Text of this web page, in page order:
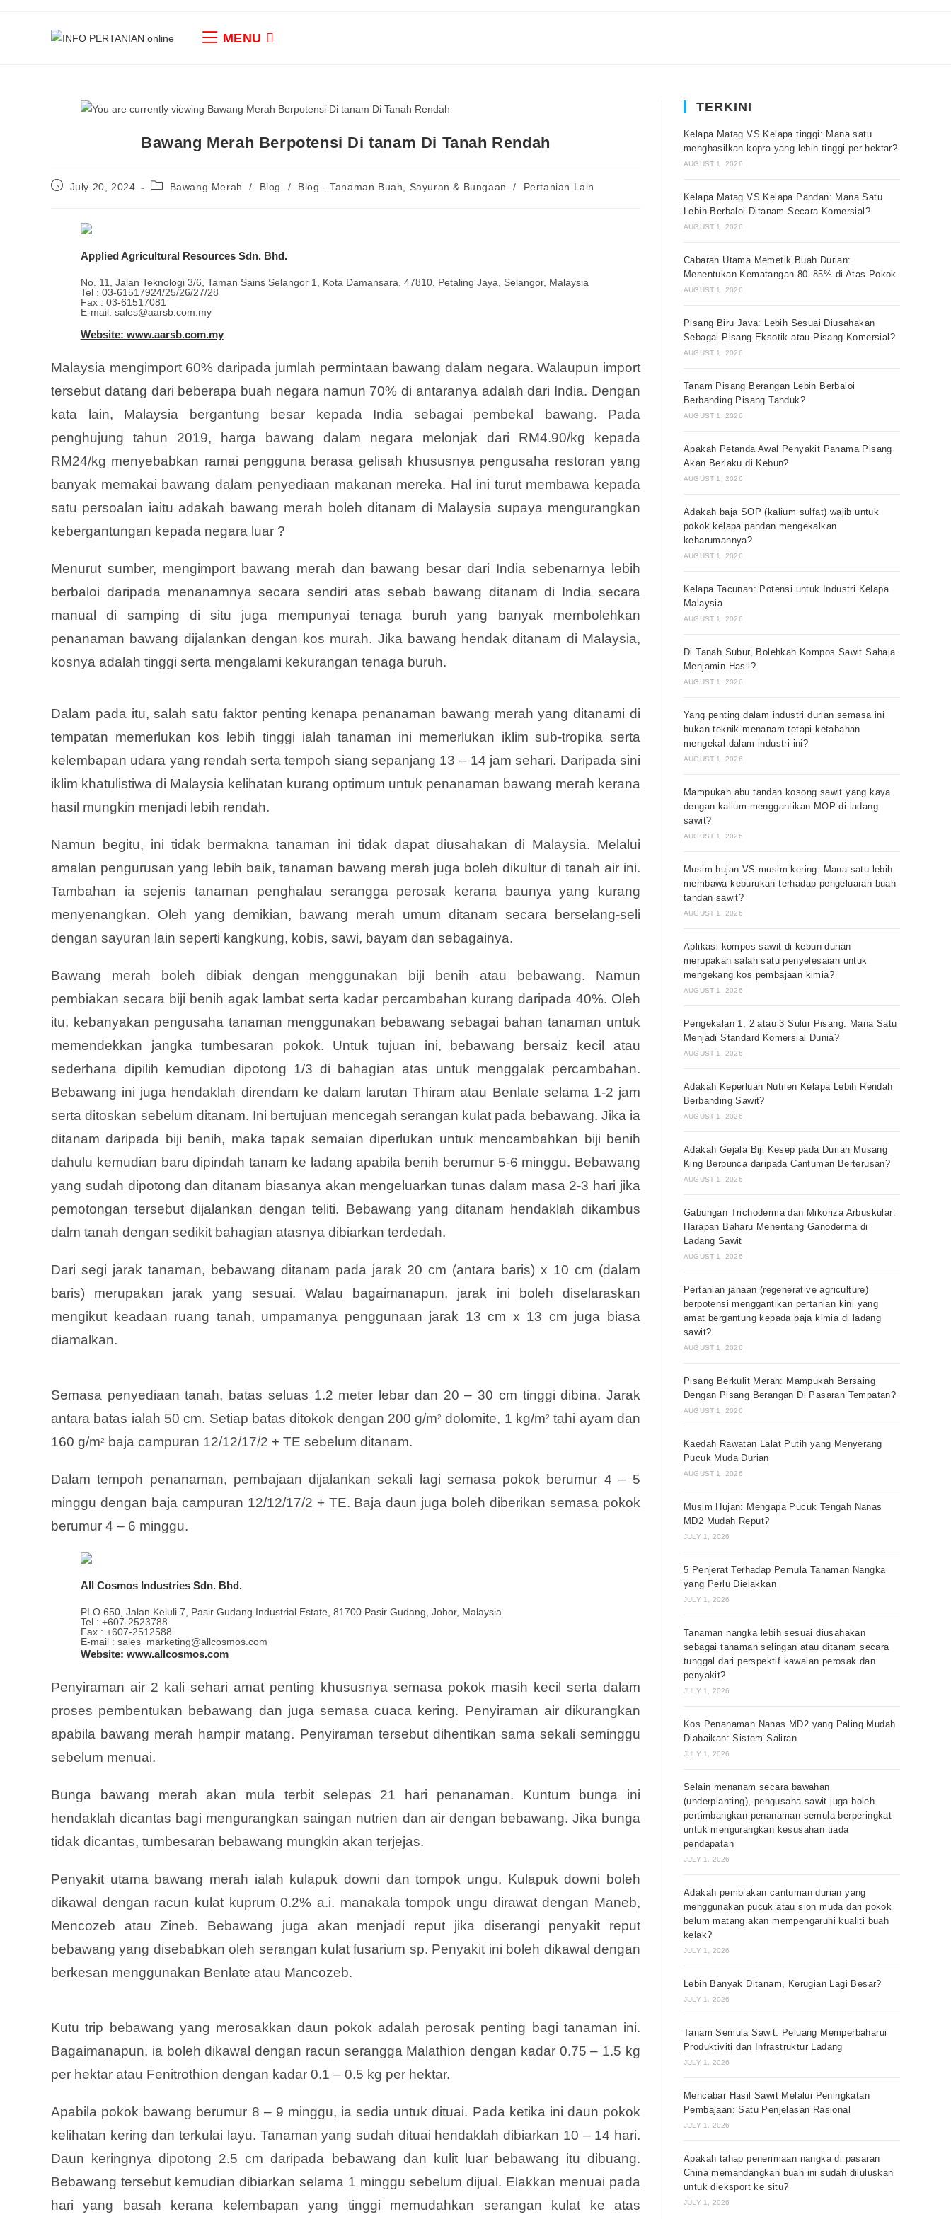
MENU
Bawang Merah Berpotensi Di tanam Di Tanah Rendah
July 20, 2024 Bawang Merah / Blog / Blog - Tanaman Buah, Sayuran & Bungaan / Pertanian Lain
Applied Agricultural Resources Sdn. Bhd.
No. 11, Jalan Teknologi 3/6, Taman Sains Selangor 1, Kota Damansara, 47810, Petaling Jaya, Selangor, Malaysia
Tel : 03-61517924/25/26/27/28
Fax : 03-61517081
E-mail: sales@aarsb.com.my
Website: www.aarsb.com.my
Malaysia mengimport 60% daripada jumlah permintaan bawang dalam negara. Walaupun import
tersebut datang dari beberapa buah negara namun 70% di antaranya adalah dari India. Dengan
kata lain, Malaysia bergantung besar kepada India sebagai pembekal bawang. Pada
penghujung tahun 2019, harga bawang dalam negara melonjak dari RM4.90/kg kepada
RM24/kg menyebabkan ramai pengguna berasa gelisah khususnya pengusaha restoran yang
banyak memakai bawang dalam penyediaan makanan mereka. Hal ini turut membawa kepada
satu persoalan iaitu adakah bawang merah boleh ditanam di Malaysia supaya mengurangkan
kebergantungan kepada negara luar ?
Menurut sumber, mengimport bawang merah dan bawang besar dari India sebenarnya lebih
berbaloi daripada menanamnya secara sendiriatas sebab bawang ditanam di India secara
manual di samping di situ juga mempunyai tenaga buruh yang banyak membolehkan
penanaman bawang dijalankan dengan kos murah. Jika bawang hendak ditanam di Malaysia,
kosnya adalah tinggi serta mengalami kekurangan tenaga buruh.
Dalam pada itu, salah satu faktor penting kenapa penanaman bawang merah yang ditanami di
tempatan memerlukan kos lebih tinggi ialah tanaman ini memerlukan iklim sub-tropika serta
kelembapan udara yang rendah serta tempoh siang sepanjang 13 – 14 jam sehari. Daripada sini
iklim khatulistiwa di Malaysia kelihatan kurang optimum untuk penanaman bawang merah kerana
hasil mungkin menjadi lebih rendah.
Namun begitu, ini tidak bermakna tanaman ini tidak dapat diusahakan di Malaysia. Melalui
amalan pengurusan yang lebih baik, tanaman bawang merah juga boleh dikultur di tanah air ini.
Tambahan ia sejenis tanaman penghalau serangga perosak kerana baunya yang kurang
menyenangkan. Oleh yang demikian, bawang merah umum ditanam secara berselang-seli
dengan sayuran lain seperti kangkung, kobis, sawi, bayam dan sebagainya.
Bawang merah boleh dibiak dengan menggunakan biji benih atau bebawang. Namun
pembiakan secara biji benih agak lambat serta kadar percambahan kurang daripada 40%. Oleh
itu, kebanyakan pengusaha tanaman menggunakan bebawang sebagai bahan tanaman untuk
memendekkan jangka tumbesaran pokok. Untuk tujuan ini, bebawang bersaiz kecil atau
sederhana dipilih kemudian dipotong 1/3 di bahagian atas untuk menggalak percambahan.
Bebawang ini juga hendaklah direndam ke dalam larutan Thiram atau Benlate selama 1-2 jam
serta ditoskan sebelum ditanam. Ini bertujuan mencegah serangan kulat pada bebawang. Jika ia
ditanam daripada biji benih, maka tapak semaian diperlukan untuk mencambahkan biji benih
dahulu kemudian baru dipindah tanam ke ladang apabila benih berumur 5-6 minggu. Bebawang
yang sudah dipotong dan ditanam biasanya akan mengeluarkan tunas dalam masa 2-3 hari jika
pemotongan tersebut dijalankan dengan teliti. Bebawang yang ditanam hendaklah dikambus
dalm tanah dengan sedikit bahagian atasnya dibiarkan terdedah.
Dari segi jarak tanaman, bebawang ditanam pada jarak 20 cm (antara baris) x 10 cm (dalam
baris) merupakan jarak yang sesuai. Walau bagaimanapun, jarak ini boleh diselaraskan
mengikut keadaan ruang tanah, umpamanya penggunaan jarak 13 cm x 13 cm juga biasa
diamalkan.
Semasa penyediaan tanah, batas seluas 1.2 meter lebar dan 20 – 30 cm tinggi dibina. Jarak
antara batas ialah 50 cm. Setiap batas ditokok dengan 200 g/m2 dolomite, 1 kg/m2 tahi ayam dan
160 g/m2 baja campuran 12/12/17/2 + TE sebelum ditanam.
Dalam tempoh penanaman, pembajaan dijalankan sekali lagi semasa pokok berumur 4 – 5
minggu dengan baja campuran 12/12/17/2 + TE. Baja daun juga boleh diberikan semasa pokok
berumur 4 – 6 minggu.
All Cosmos Industries Sdn. Bhd.
PLO 650, Jalan Keluli 7, Pasir Gudang Industrial Estate, 81700 Pasir Gudang, Johor, Malaysia.
Tel : +607-2523788
Fax : +607-2512588
E-mail : sales_marketing@allcosmos.com
Website: www.allcosmos.com
Penyiraman air 2 kali sehari amat penting khususnya semasa pokok masih kecil serta dalam
proses pembentukan bebawang dan juga semasa cuaca kering. Penyiraman air dikurangkan
apabila bawang merah hampir matang. Penyiraman tersebut dihentikan sama sekali seminggu
sebelum menuai.
Bunga bawang merah akan mula terbit selepas 21 hari penanaman. Kuntum bunga ini
hendaklah dicantas bagi mengurangkan saingan nutrien dan air dengan bebawang. Jika bunga
tidak dicantas, tumbesaran bebawang mungkin akan terjejas.
Penyakit utama bawang merah ialah kulapuk downi dan tompok ungu. Kulapuk downi boleh
dikawal dengan racun kulat kuprum 0.2% a.i. manakala tompok ungu dirawat dengan Maneb,
Mencozeb atau Zineb. Bebawang juga akan menjadi reput jika diserangi penyakit reput
bebawang yang disebabkan oleh serangan kulat fusarium sp. Penyakit ini boleh dikawal dengan
berkesan menggunakan Benlate atau Mancozeb.
Kutu trip bebawang yang merosakkan daun pokok adalah perosak penting bagi tanaman ini.
Bagaimanapun, ia boleh dikawal dengan racun serangga Malathion dengan kadar 0.75 – 1.5 kg
per hektar atau Fenitrothion dengan kadar 0.1 – 0.5 kg per hektar.
Apabila pokok bawang berumur 8 – 9 minggu, ia sedia untuk dituai. Pada ketika ini daun pokok
kelihatan kering dan terkulai layu. Tanaman yang sudah dituai hendaklah dibiarkan 10 – 14 hari.
Daun keringnya dipotong 2.5 cm daripada bebawang dan kulit luar bebawang itu dibuang.
Bebawang tersebut kemudian dibiarkan selama 1 minggu sebelum dijual. Elakkan menuai pada
hari yang basah kerana kelembapan yang tinggi memudahkan serangan kulat ke atas
TERKINI
Kelapa Matag VS Kelapa tinggi: Mana satu
menghasilkan kopra yang lebih tinggi per hektar?
AUGUST 1, 2026
Kelapa Matag VS Kelapa Pandan: Mana Satu
Lebih Berbaloi Ditanam Secara Komersial?
AUGUST 1, 2026
Cabaran Utama Memetik Buah Durian:
Menentukan Kematangan 80–85% di Atas Pokok
AUGUST 1, 2026
Pisang Biru Java: Lebih Sesuai Diusahakan
Sebagai Pisang Eksotik atau Pisang Komersial?
AUGUST 1, 2026
Tanam Pisang Berangan Lebih Berbaloi
Berbanding Pisang Tanduk?
AUGUST 1, 2026
Apakah Petanda Awal Penyakit Panama Pisang
Akan Berlaku di Kebun?
AUGUST 1, 2026
Adakah baja SOP (kalium sulfat) wajib untuk
pokok kelapa pandan mengekalkan
keharumannya?
AUGUST 1, 2026
Kelapa Tacunan: Potensi untuk Industri Kelapa
Malaysia
AUGUST 1, 2026
Di Tanah Subur, Bolehkah Kompos Sawit Sahaja
Menjamin Hasil?
AUGUST 1, 2026
Yang penting dalam industri durian semasa ini
bukan teknik menanam tetapi ketabahan
mengekal dalam industri ini?
AUGUST 1, 2026
Mampukah abu tandan kosong sawit yang kaya
dengan kalium menggantikan MOP di ladang
sawit?
AUGUST 1, 2026
Musim hujan VS musim kering: Mana satu lebih
membawa keburukan terhadap pengeluaran buah
tandan sawit?
AUGUST 1, 2026
Aplikasi kompos sawit di kebun durian
merupakan salah satu penyelesaian untuk
mengekang kos pembajaan kimia?
AUGUST 1, 2026
Pengekalan 1, 2 atau 3 Sulur Pisang: Mana Satu
Menjadi Standard Komersial Dunia?
AUGUST 1, 2026
Adakah Keperluan Nutrien Kelapa Lebih Rendah
Berbanding Sawit?
AUGUST 1, 2026
Adakah Gejala Biji Kesep pada Durian Musang
King Berpunca daripada Cantuman Berterusan?
AUGUST 1, 2026
Gabungan Trichoderma dan Mikoriza Arbuskular:
Harapan Baharu Menentang Ganoderma di
Ladang Sawit
AUGUST 1, 2026
Pertanian janaan (regenerative agriculture)
berpotensi menggantikan pertanian kini yang
amat bergantung kepada baja kimia di ladang
sawit?
AUGUST 1, 2026
Pisang Berkulit Merah: Mampukah Bersaing
Dengan Pisang Berangan Di Pasaran Tempatan?
AUGUST 1, 2026
Kaedah Rawatan Lalat Putih yang Menyerang
Pucuk Muda Durian
AUGUST 1, 2026
Musim Hujan: Mengapa Pucuk Tengah Nanas
MD2 Mudah Reput?
JULY 1, 2026
5 Penjerat Terhadap Pemula Tanaman Nangka
yang Perlu Dielakkan
JULY 1, 2026
Tanaman nangka lebih sesuai diusahakan
sebagai tanaman selingan atau ditanam secara
tunggal dari perspektif kawalan perosak dan
penyakit?
JULY 1, 2026
Kos Penanaman Nanas MD2 yang Paling Mudah
Diabaikan: Sistem Saliran
JULY 1, 2026
Selain menanam secara bawahan
(underplanting), pengusaha sawit juga boleh
pertimbangkan penanaman semula berperingkat
untuk mengurangkan kesusahan tiada
pendapatan
JULY 1, 2026
Adakah pembiakan cantuman durian yang
menggunakan pucuk atau sion muda dari pokok
belum matang akan mempengaruhi kualiti buah
kelak?
JULY 1, 2026
Lebih Banyak Ditanam, Kerugian Lagi Besar?
JULY 1, 2026
Tanam Semula Sawit: Peluang Memperbaharui
Produktiviti dan Infrastruktur Ladang
JULY 1, 2026
Mencabar Hasil Sawit Melalui Peningkatan
Pembajaan: Satu Penjelasan Rasional
JULY 1, 2026
Apakah tahap penerimaan nangka di pasaran
China memandangkan buah ini sudah diluluskan
untuk dieksport ke situ?
JULY 1, 2026